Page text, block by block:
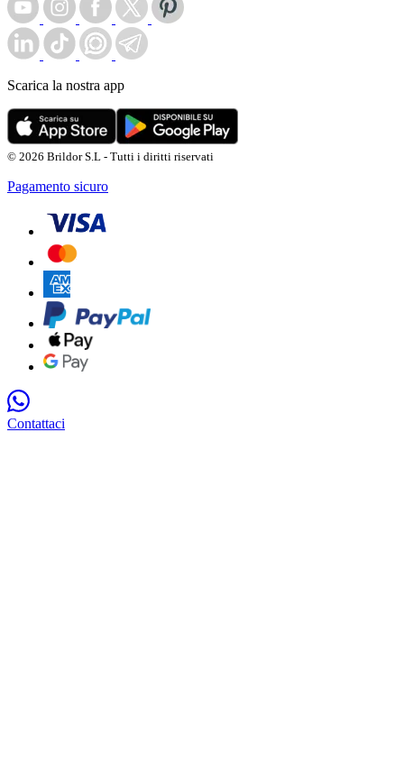
Scarica la nostra app
© 2026 Brildor S.L - Tutti i diritti riservati
Pagamento sicuro
Contattaci